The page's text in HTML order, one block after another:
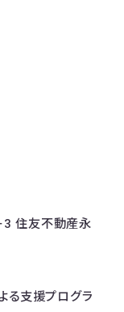
住友不動産永
る支援プログラ